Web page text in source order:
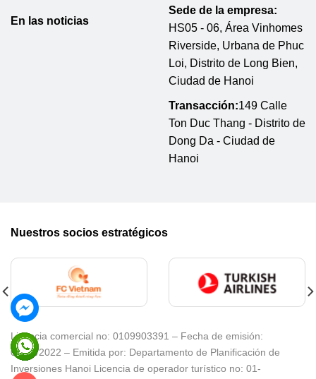
En las noticias
Sede de la empresa:
HS05 - 06, Área Vinhomes
Riverside, Urbana de Phuc
Loi, Distrito de Long Bien,
Ciudad de Hanoi
Transacción:149 Calle
Ton Duc Thang - Distrito de
Dong Da - Ciudad de
Hanoi
Nuestros socios estratégicos
Licencia comercial no: 0109903391 – Fecha de emisión:
08/02/2022 – Emitida por: Departamento de Planificación de
Inversiones Hanoi Licencia de operador turístico no: 01-